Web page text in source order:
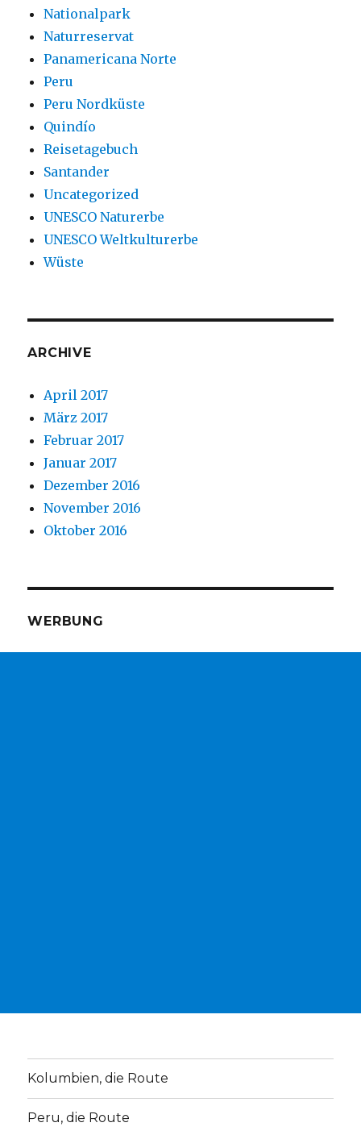
Nationalpark
Naturreservat
Panamericana Norte
Peru
Peru Nordküste
Quindío
Reisetagebuch
Santander
Uncategorized
UNESCO Naturerbe
UNESCO Weltkulturerbe
Wüste
ARCHIVE
April 2017
März 2017
Februar 2017
Januar 2017
Dezember 2016
November 2016
Oktober 2016
WERBUNG
Kolumbien, die Route
Peru, die Route